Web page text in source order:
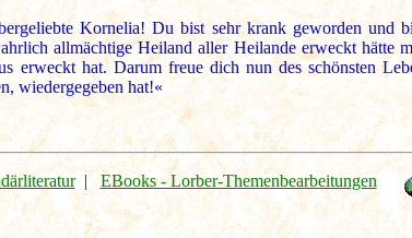
Kornelia! Du bist sehr krank geworden und
allmächtige Heiland aller Heilande erweckt hätte
erweckt hat. Darum freue dich nun des schönsten
wiedergegeben hat!«
| EBooks - Lorber-Themenbearbeitungen